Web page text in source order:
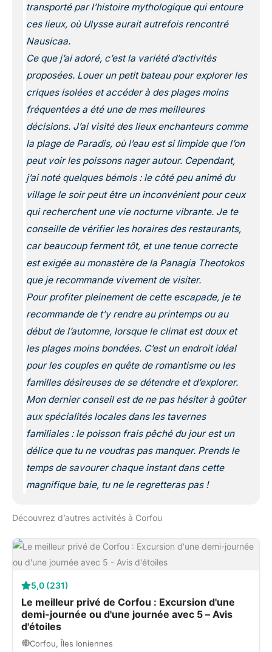
transporté par l’histoire mythologique qui entoure
ces lieux, où Ulysse aurait autrefois rencontré
Nausicaa.
Ce que j’ai adoré, c’est la variété d’activités
proposées. Louer un petit bateau pour explorer les
criques isolées et accéder à des plages moins
fréquentées a été une de mes meilleures
décisions. J’ai visité des lieux enchanteurs comme
la plage de Paradis, où l’eau est si limpide que l’on
peut voir les poissons nager autour. Cependant,
j’ai noté quelques bémols : le côté peu animé du
village le soir peut être un inconvénient pour ceux
qui recherchent une vie nocturne vibrante. Je te
conseille de vérifier les horaires des restaurants,
car beaucoup ferment tôt, et une tenue correcte
est exigée au monastère de la Panagia Theotokos
que je recommande vivement de visiter.
Pour profiter pleinement de cette escapade, je te
recommande de t’y rendre au printemps ou au
début de l’automne, lorsque le climat est doux et
les plages moins bondées. C’est un endroit idéal
pour les couples en quête de romantisme ou les
familles désireuses de se détendre et d’explorer.
Mon dernier conseil est de ne pas hésiter à goûter
aux spécialités locales dans les tavernes
familiales : le poisson frais pêché du jour est un
délice que tu ne voudras pas manquer. Prends le
temps de savourer chaque instant dans cette
magnifique baie, tu ne le regretteras pas !
Découvrez d’autres activités à Corfou
5,0 (231)
Le meilleur privé de Corfou : Excursion d'une
demi-journée ou d'une journée avec 5 – Avis
d'étoiles
Corfou, Îles Ioniennes